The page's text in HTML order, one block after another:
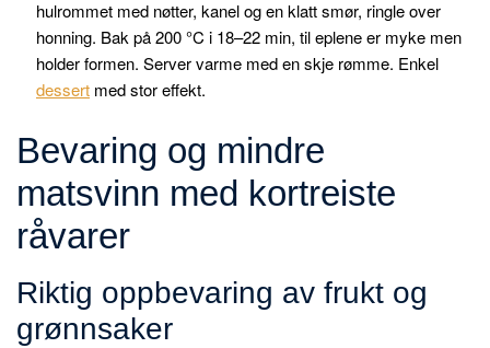
hulrommet med nøtter, kanel og en klatt smør, ringle over
honning. Bak på 200 °C i 18–22 min, til eplene er myke men
holder formen. Server varme med en skje rømme. Enkel
dessert med stor effekt.
Bevaring og mindre
matsvinn med kortreiste
råvarer
Riktig oppbevaring av frukt og
grønnsaker